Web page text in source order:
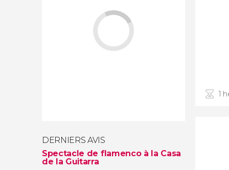
DERNIERS AVIS
Spectacle de flamenco à la Casa
de la Guitarra
1